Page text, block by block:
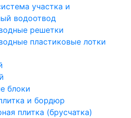
участка и
водоотвод
решетки
пластиковые лотки
блоки
и бордюр
плитка (брусчатка)